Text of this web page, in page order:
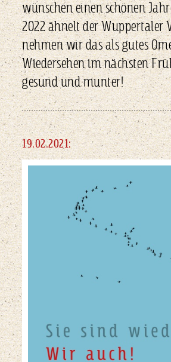
wünschen einen schönen
2022 ähnelt der Wuppertaler
nehmen wir das als gutes
Wiedersehen im nächsten
gesund und munter!
19.02.2021: